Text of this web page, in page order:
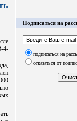
4-
Подписаться на
подписаться на
отказаться от